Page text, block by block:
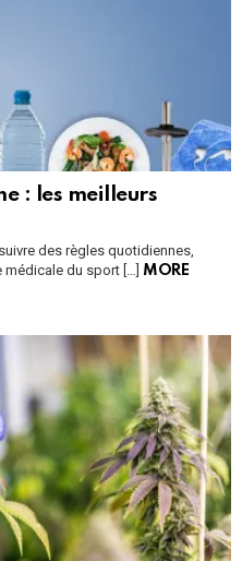
: les meilleurs
des règles quotidiennes,
du sport […] MORE